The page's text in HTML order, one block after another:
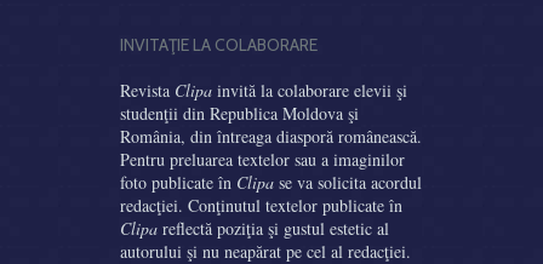
INVITAŢIE LA COLABORARE
Revista Clipa invită la colaborare elevii şi
studenţii din Republica Moldova şi
România, din întreaga diasporă românească.
Pentru preluarea textelor sau a imaginilor
foto publicate în Clipa se va solicita acordul
redacţiei. Conţinutul textelor publicate în
Clipa reflectă poziţia şi gustul estetic al
autorului şi nu neapărat pe cel al redacţiei.